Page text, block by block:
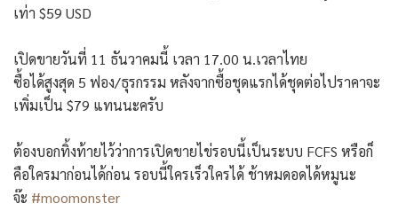
เท่า $59 USD
เปิดขายวันที่ 11 ธันวาคมนี้ เวลา 17.00 น.เวลาไทย
ซื้อได้สูงสุด 5 ฟอง/ธุรกรรม หลังจากซื้อชุดแรกได้ชุดต่อไปราคาจะ
เพิ่มเป็น $79 แทนนะครับ
ต้องบอกทิ้งท้ายไว้ว่าการเปิดขายไข่รอบนี้เป็นระบบ FCFS หรือก็
คือใครมาก่อนได้ก่อน รอบนี้ใครเร็วใครได้ ช้าหมดอดได้หมูนะ
จ๊ะ #moomonster